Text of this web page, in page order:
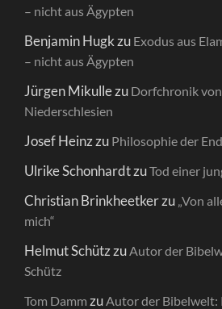
– nicht aus Ägypten
Benjamin Hugkzu Exodus aus
– nicht aus Ägypten
Jürgen Mikullezu Dorfchronik
Niederschlesien
Josef Heinzzu Philosophie der
Ulrike SchonhardtzuTod einer
Christian Brinkheetkerzu „Von
mich“
Helmut Schützzu Autor der
Schütz
Tom Damm zu Autor der Bibelwelt: